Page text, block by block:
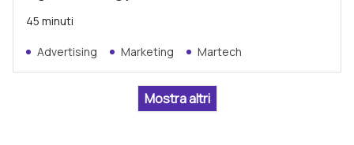
45 minuti
Advertising Marketing Martech